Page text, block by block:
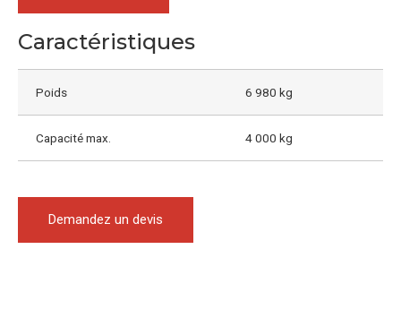
Caractéristiques
Poids 6 980 kg
Capacité max. 4 000 kg
Demandez un devis